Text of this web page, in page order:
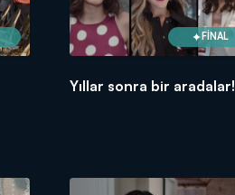
FİNAL
Yıllar sonra bir aradalar!